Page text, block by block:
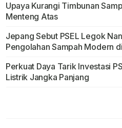
Upaya Kurangi Timbunan
Menteng Atas
Jepang Sebut PSEL Legok
Pengolahan Sampah Modern
Perkuat Daya Tarik Investasi
Listrik Jangka Panjang